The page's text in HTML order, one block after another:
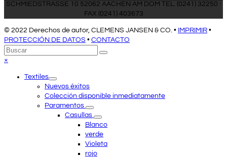
SCHMIEDSTRASSE 10 52062 AACHEN AM DOM TEL. (0241) 32250 ·
FAX (0241) 403673
© 2022 Derechos de autor, CLEMENS JANSEN & CO. • IMPRIMIR •
PROTECCIÓN DE DATOS • CONTACTO
Volver
arriba
Buscar
Enviar
×
menuTextiles
Nuevos éxitos
Colección disponible inmediatamente
Paramentos
Casullas
Blanco
verde
Violeta
rojo